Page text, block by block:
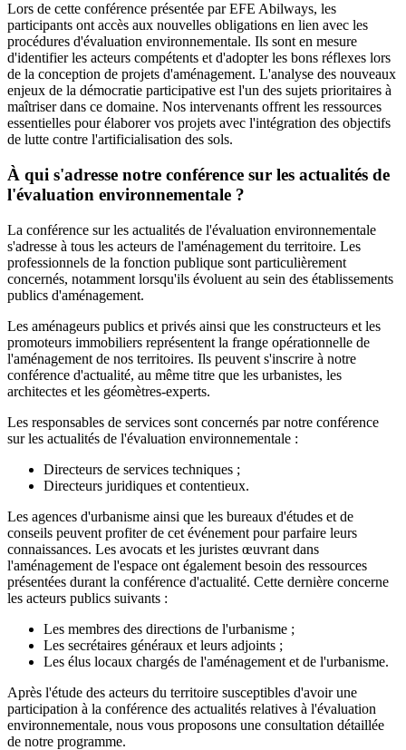
Lors de cette conférence présentée par EFE Abilways, les
participants ont accès aux nouvelles obligations en lien avec les
procédures d'évaluation environnementale. Ils sont en mesure
d'identifier les acteurs compétents et d'adopter les bons réflexes lors
de la conception de projets d'aménagement. L'analyse des nouveaux
enjeux de la démocratie participative est l'un des sujets prioritaires à
maîtriser dans ce domaine. Nos intervenants offrent les ressources
essentielles pour élaborer vos projets avec l'intégration des objectifs
de lutte contre l'artificialisation des sols.
À qui s'adresse notre conférence sur les actualités de
l'évaluation environnementale ?
La conférence sur les actualités de l'évaluation environnementale
s'adresse à tous les acteurs de l'aménagement du territoire. Les
professionnels de la fonction publique sont particulièrement
concernés, notamment lorsqu'ils évoluent au sein des établissements
publics d'aménagement.
Les aménageurs publics et privés ainsi que les constructeurs et les
promoteurs immobiliers représentent la frange opérationnelle de
l'aménagement de nos territoires. Ils peuvent s'inscrire à notre
conférence d'actualité, au même titre que les urbanistes, les
architectes et les géomètres-experts.
Les responsables de services sont concernés par notre conférence
sur les actualités de l'évaluation environnementale :
Directeurs de services techniques ;
Directeurs juridiques et contentieux.
Les agences d'urbanisme ainsi que les bureaux d'études et de
conseils peuvent profiter de cet événement pour parfaire leurs
connaissances. Les avocats et les juristes œuvrant dans
l'aménagement de l'espace ont également besoin des ressources
présentées durant la conférence d'actualité. Cette dernière concerne
les acteurs publics suivants :
Les membres des directions de l'urbanisme ;
Les secrétaires généraux et leurs adjoints ;
Les élus locaux chargés de l'aménagement et de l'urbanisme.
Après l'étude des acteurs du territoire susceptibles d'avoir une
participation à la conférence des actualités relatives à l'évaluation
environnementale, nous vous proposons une consultation détaillée
de notre programme.